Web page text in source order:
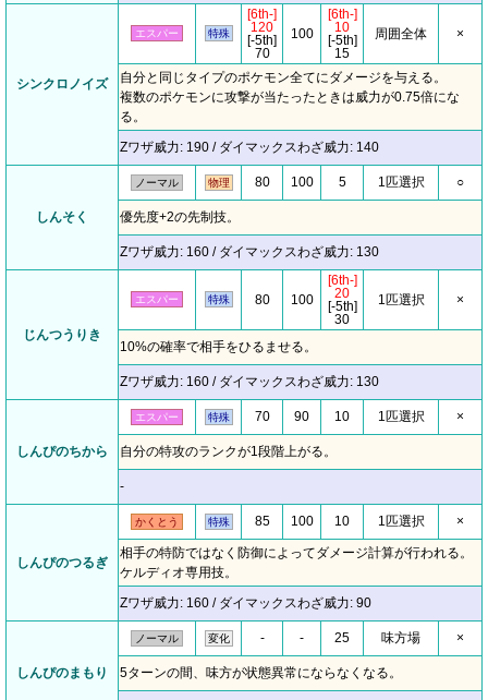
シンクロノイズ
エスパー 特殊
[6th-]
120
[-5th]
70
100
[6th-]
10
[-5th]
15
周囲全体 ×
自分と同じタイプのポケモン全てにダメージを与える。
複数のポケモンに攻撃が当たったときは威力が0.75倍にな
る。
Zワザ威力: 190 / ダイマックスわざ威力: 140
しんそく
ノーマル 物理 80 100 5 1匹選択 ○
優先度+2の先制技。
Zワザ威力: 160 / ダイマックスわざ威力: 130
じんつうりき
エスパー 特殊 80 100
[6th-]
20
[-5th]
30
1匹選択 ×
10%の確率で相手をひるませる。
Zワザ威力: 160 / ダイマックスわざ威力: 130
しんぴのちから
エスパー 特殊 70 90 10 1匹選択 ×
自分の特攻のランクが1段階上がる。
-
しんぴのつるぎ
かくとう 特殊 85 100 10 1匹選択 ×
相手の特防ではなく防御によってダメージ計算が行われる。
ケルディオ専用技。
Zワザ威力: 160 / ダイマックスわざ威力: 90
しんぴのまもり
ノーマル 変化 - - 25 味方場 ×
5ターンの間、味方が状態異常にならなくなる。